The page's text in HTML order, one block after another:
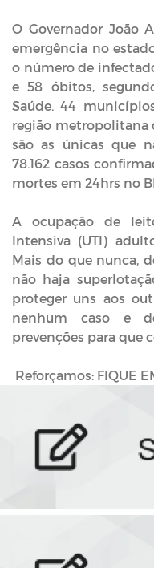
O Governador João
emergência no
o número de
e 58 óbitos,
Saúde. 44
região metropolitana
são as únicas que
78.162 casos
mortes em 24hrs no
A ocupação de
Intensiva (UTI)
Mais do que nunca,
não haja
proteger uns aos
nenhum caso e
prevenções para que
Reforçamos: FIQUE